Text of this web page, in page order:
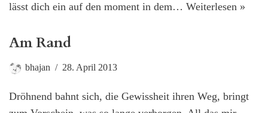
lässt dich ein auf den moment in dem… Weiterlesen »
Am Rand
bhajan 28. April 2013
Dröhnend bahnt sich, die Gewissheit ihren Weg, bringt